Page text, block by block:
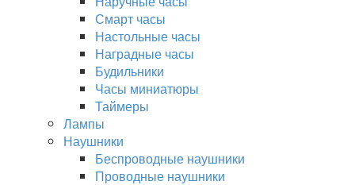
Смарт часы
Настольные часы
Наградные часы
Будильники
Часы миниатюры
Таймеры
Лампы
Наушники
Беспроводные наушники
Проводные наушники